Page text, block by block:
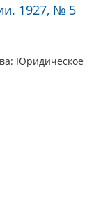
1927, № 5
Юридическое